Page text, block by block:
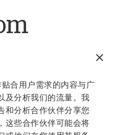
合用户需求的内容与广
及分析我们的流量。我
和分析合作伙伴分享您
这些合作伙伴可能会将
服务于多个行业，包
疗、电力公用事业、